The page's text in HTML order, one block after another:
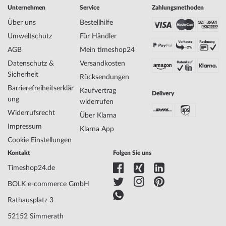
EAN Code
7630027700381
Marke
Traser
SKU
mid-22500
Sportlich
Artikel-Gewicht
0.10
Anzeige
Batterie (Quarz)
Uhrwerk
Bezeichnung
Funktionen Datum, Minute, Sekunde, Stunde, Wochentag
Gehäuse Material
Gehäusedicke
Unternehmen
Über uns
Umweltschutz
AGB
Datenschutz &
Sicherheit
Barrierefreiheitserklär
ung
Widerrufsrecht
Impressum
Cookie Einstellungen
Service
Bestellhilfe
Für Händler
Mein timeshop24
Versandkosten
Rücksendungen
Kaufvertrag
widerrufen
Über Klarna
Klarna App
Zahlungsmethoden
Delivery
Kontakt
Timeshop24.de
BOLK e-commerce GmbH
Rathausplatz 3
52152 Simmerath
Folgen Sie uns